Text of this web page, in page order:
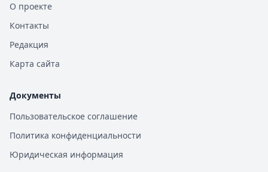
О проекте
Контакты
Редакция
Карта сайта
Документы
Пользовательское соглашение
Политика конфиденциальности
Юридическая информация